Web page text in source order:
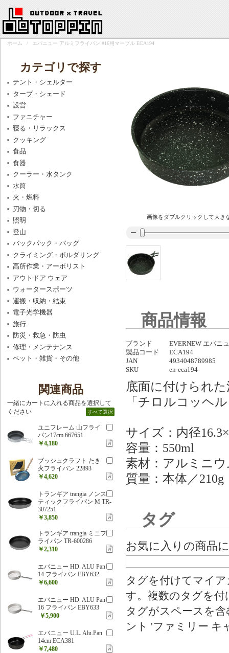
ホーム / エバニュー アルミフライパン #16用マーブル ECA194
画像をダブルクリックして大き
商品情報
ブランド
EVERNEW エバニ
製品コード
ECA194
JAN
4934048789985
SKU
en-eca194
底面に付けられ
「チロルコッヘ
サイズ：内径
容量：550ml
素材：アルミニ
質量：本体／210g
タグ
お気に入りの商品
タグを付けてマイ
す。複数のタグを
タグがスペースを
ント 'ファミリー キ
カテゴリで探す
テント・シェルター
タープ・シェード
設営
ファニチャー
寝る・リラックス
クッキング
食品
食器
クーラー・水タンク
水筒
火・燃料
刃物・切る
照明
登山
バックパック・バッグ
クライミング・ボルダリング
高所作業・アーボリスト
アウトドア ウェア
ウォータースポーツ
運搬・収納・結束
電子光学機器
旅行
防災・救急・防虫
修理・メンテナンス
ペット・雑貨・その他
関連商品
一緒にカートに入れる商品を選択して
ください
すべて選択
ユニフレーム 山フライ
パン17cm 667651
￥4,180
ブッシュクラフト たき
火フライパン 22893
￥4,620
トランギア trangia ノンス
ティックフライパン M TR-
307251
￥3,850
トランギア trangia ミニフ
ライパン TR-600286
￥2,310
エバニュー HD. ALU Pan
14 フライパン EBY632
￥6,600
エバニュー HD. ALU Pan
16 フライパン EBY633
￥5,900
エバニュー U.L. Alu.Pan
14cm ECA381
￥7,480